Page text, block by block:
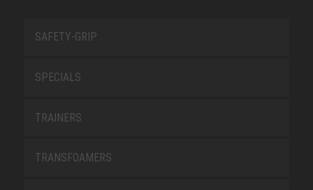
SAFETY-GRIP
SPECIALS
TRAINERS
TRANSFOAMERS